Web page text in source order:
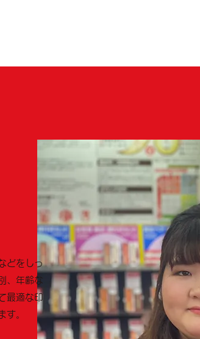
どをしっ
、年齢な
最適な印
す。